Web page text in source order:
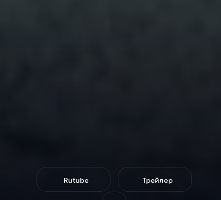
Rutube Трейлер